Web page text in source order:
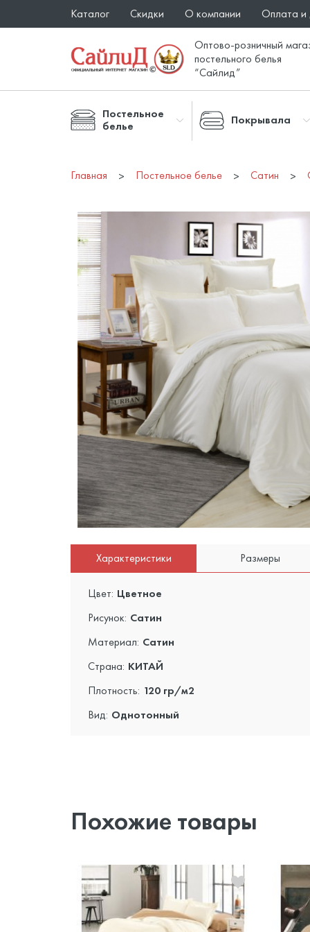
Каталог Скидки О компании Оплата и
Оптово-розничный
постельного белья
“Сайлид”
Постельное
белье
Покрывала
Главная Постельное белье Сатин
Характеристики Размеры
Цвет: Цветное
Рисунок: Сатин
Материал: Сатин
Страна: КИТАЙ
Плотность: 120 гр/м2
Вид: Однотонный
Похожие товары